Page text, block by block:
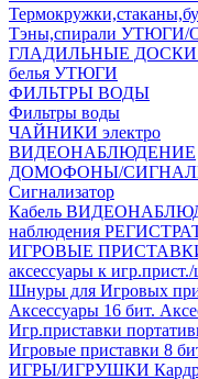
Тэны,спирали УТЮГИ/
ГЛАДИЛЬНЫЕ ДОСКИ
белья УТЮГИ
ФИЛЬТРЫ ВОДЫ
Фильтры воды
ЧАЙНИКИ электро
ВИДЕОНАБЛЮДЕНИЕ
ДОМОФОНЫ/
Сигнализатор
Кабель
наблюдения
ИГРОВЫЕ
аксесcуары к
Шнуры для Игровых
Аксессуары 16 бит.
Игр.приставки
Игровые приставки 8
ИГРЫ/ИГРУШКИ